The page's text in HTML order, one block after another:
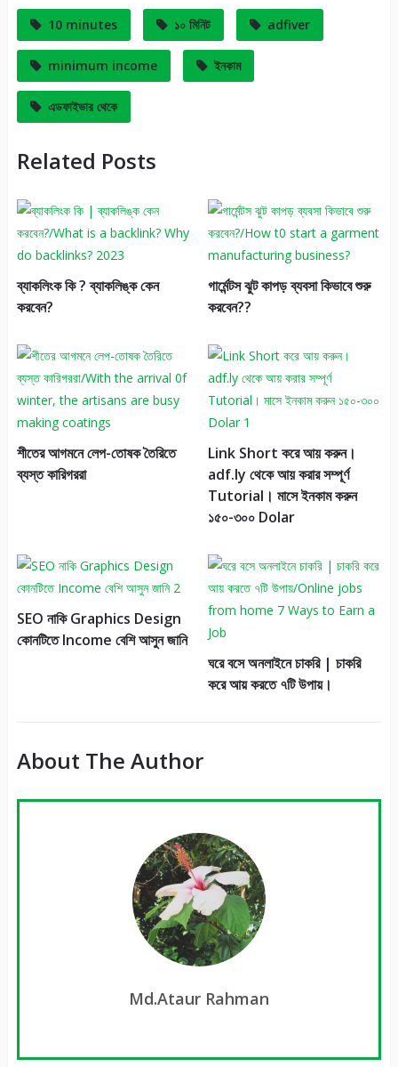
10 minutes ১০ মিনিট adfiver
minimum income ইনকাম
এডফাইভার থেকে
Related Posts
ব্যাকলিংক কি ? ব্যাকলিঙ্ক কেন
করবেন?
গার্মেন্টস ঝুট কাপড় ব্যবসা কিভাবে শুরু
করবেন??
শীতের আগমনে লেপ-তোষক তৈরিতে
ব্যস্ত কারিগররা
Link Short করে আয় করুন।
adf.ly থেকে আয় করার সম্পূর্ণ
Tutorial। মাসে ইনকাম করুন
১৫০-৩০০ Dolar
SEO নাকি Graphics Design
কোনটিতে Income বেশি আসুন জানি
ঘরে বসে অনলাইনে চাকরি | চাকরি
করে আয় করতে ৭টি উপায়।
About The Author
Md.Ataur Rahman